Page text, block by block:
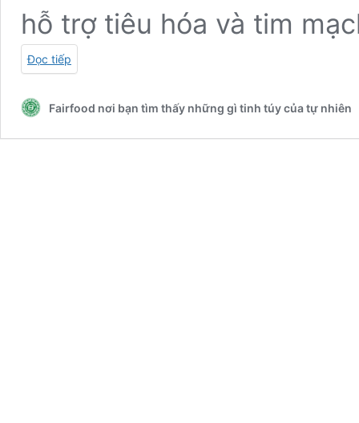
hỗ trợ tiêu hóa và tim
Đọc tiếp
Fairfood nơi bạn tìm thấy những gì tinh túy của tự nhiên